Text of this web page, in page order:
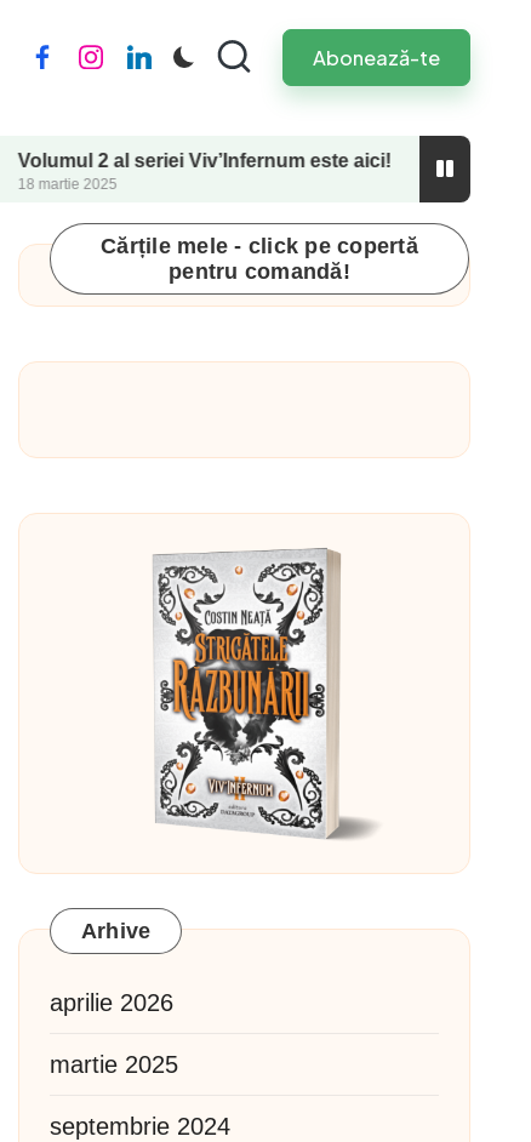
FacebookInstagramLinkedIn Abonează-te
2 al seriei Viv’Infernum este aici!
2025
Cărțile mele - click pe copertă
pentru comandă!
Arhive
aprilie 2026
martie 2025
septembrie 2024